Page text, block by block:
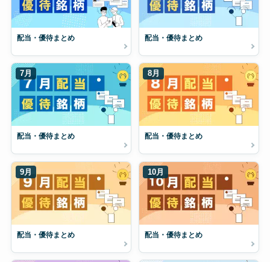
配当・優待まとめ 配当・優待まとめ
7月
配当・優待まとめ
8月
配当・優待まとめ
9月
配当・優待まとめ
10月
配当・優待まとめ